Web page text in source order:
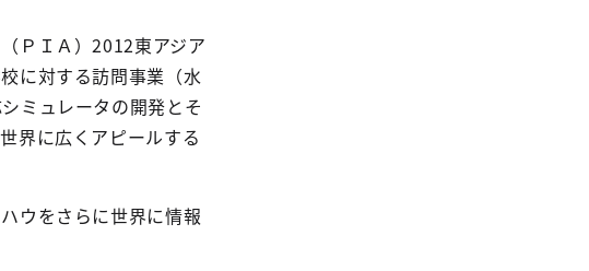
ＰＩＡ）2012東アジア
に対する訪問事業（水
ミュレータの開発とそ
界に広くアピールする
ウをさらに世界に情報